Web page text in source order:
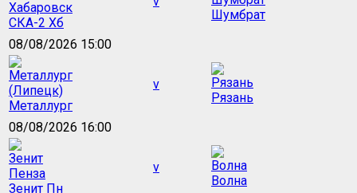
СКА-2 Хб
Шумбрат
08/08/2026 15:00
Металлург
v
Рязань
08/08/2026 16:00
Зенит Пн
v
Волна